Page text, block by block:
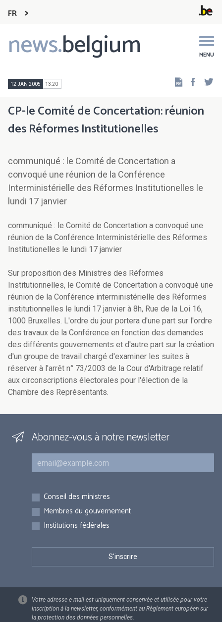
FR
news.belgium MENU
Main
navigation
12 JAN 2005 13:20
CP-le Comité de Concertation: réunion
des Réformes Institutionelles
communiqué : le Comité de Concertation a
convoqué une réunion de la Conférence
Interministérielle des Réformes Institutionelles le
lundi 17 janvier
communiqué : le Comité de Concertation a convoqué une
réunion de la Conférence Interministérielle des Réformes
Institutionelles le lundi 17 janvier
Sur proposition des Ministres des Réformes
Institutionnelles, le Comité de Concertation a convoqué une
réunion de la Conférence interministérielle des Réformes
institutionnelles le lundi 17 janvier à 8h, Rue de la Loi 16,
1000 Bruxelles. L'ordre du jour portera d'une part sur l'ordre
des travaux de la Conférence en fonction des demandes
des différents gouvernements et d'autre part sur la création
d'un groupe de travail chargé d'examiner les suites à
réserver à l'arrêt n° 73/2003 de la Cour d'Arbitrage relatif
aux circonscriptions électorales pour l'élection de la
Chambre des Représentants.
Abonnez-vous à notre newsletter
Courriel
Inscriptions
Conseil des ministres
Membres du gouvernement
Institutions fédérales
Votre adresse e-mail est uniquement conservée et utilisée pour votre
inscription à la newsletter, conformément au Règlement européen sur
la protection des données personnelles.